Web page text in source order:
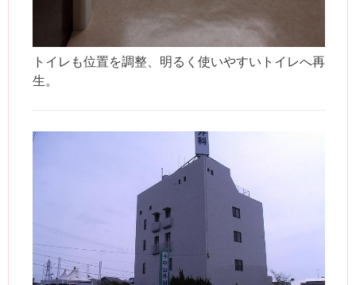
トイレも位置を調整、明るく使いやすいトイレへ再
生。